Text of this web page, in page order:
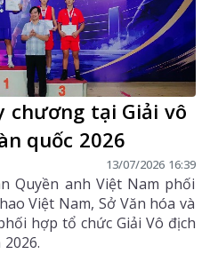
chương tại Giải vô
quốc 2026
13/07/2026 16:39
Quyền anh Việt Nam phối
Việt Nam, Sở Văn hóa và
hợp tổ chức Giải Vô địch